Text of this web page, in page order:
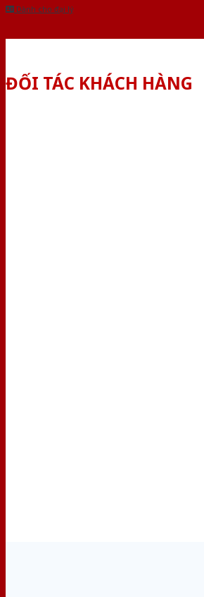
Dành cho đại lý
ĐỐI TÁC KHÁCH HÀNG